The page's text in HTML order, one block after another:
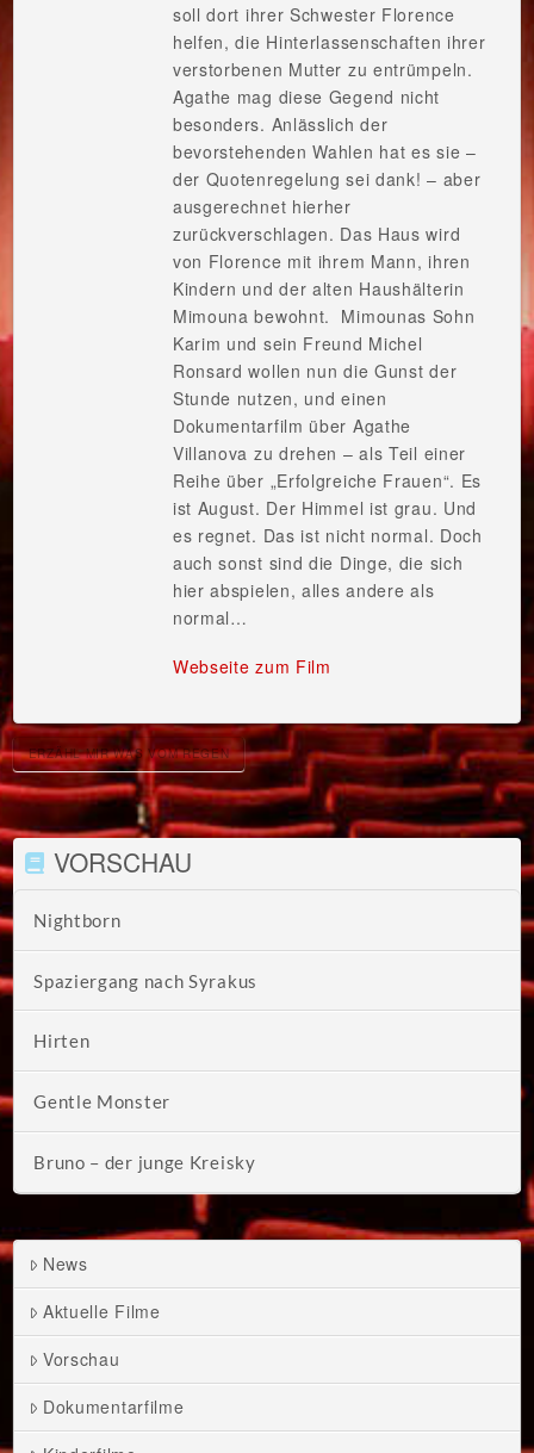
soll dort ihrer Schwester Florence
helfen, die Hinterlassenschaften ihrer
verstorbenen Mutter zu entrümpeln.
Agathe mag diese Gegend nicht
besonders. Anlässlich der
bevorstehenden Wahlen hat es sie –
der Quotenregelung sei dank! – aber
ausgerechnet hierher
zurückverschlagen. Das Haus wird
von Florence mit ihrem Mann, ihren
Kindern und der alten Haushälterin
Mimouna bewohnt. Mimounas Sohn
Karim und sein Freund Michel
Ronsard wollen nun die Gunst der
Stunde nutzen, und einen
Dokumentarfilm über Agathe
Villanova zu drehen – als Teil einer
Reihe über „Erfolgreiche Frauen“. Es
ist August. Der Himmel ist grau. Und
es regnet. Das ist nicht normal. Doch
auch sonst sind die Dinge, die sich
hier abspielen, alles andere als
normal…
Webseite zum Film
ERZÄHL MIR WAS VOM REGEN
VORSCHAU
Nightborn
Spaziergang nach Syrakus
Hirten
Gentle Monster
Bruno – der junge Kreisky
News
Aktuelle Filme
Vorschau
Dokumentarfilme